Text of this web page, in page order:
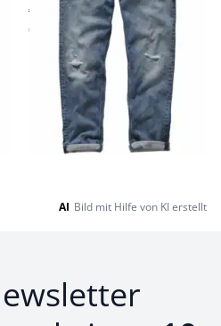
€ 169,00
€ 119,95 (-29%)
1 bis 10 von 10.
AI Bild mit Hilfe von KI erstellt